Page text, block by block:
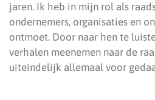
jaren. Ik heb in mijn rol als
ondernemers, organisaties en
ontmoet. Door naar hen te
verhalen meenemen naar de
uiteindelijk allemaal voor